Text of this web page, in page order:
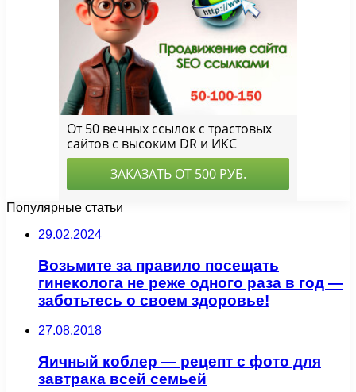
Популярные статьи
29.02.2024
Возьмите за правило посещать
гинеколога не реже одного раза в год —
заботьтесь о своем здоровье!
27.08.2018
Яичный коблер — рецепт с фото для
завтрака всей семьей